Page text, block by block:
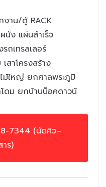
งาน/ตู้ RACK
ง แผ่นสำเร็จ
ถเทรลเลอร์
สาโครงสร้าง
ใหญ่ ยกศาลพระภูมิ
ดม ยกบ้านน็อคดาวน์
7344 (นัดคิว–
ร)